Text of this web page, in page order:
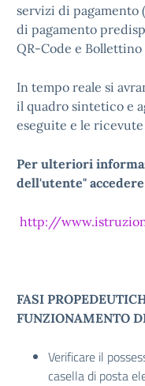
servizi di pagamento
di pagamento
QR-Code e Bollettino
In tempo reale si
il quadro sintetico e
eseguite e le
Per ulteriori
dell'utente"
http://
FASI
FUNZIONAMENTO
Verificare il
casella di posta